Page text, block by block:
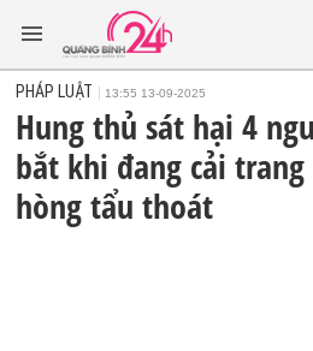
PHÁP LUẬT 13:55 13-09-2025
Hung thủ sát hại 4
bắt khi đang cải
hòng tẩu thoát